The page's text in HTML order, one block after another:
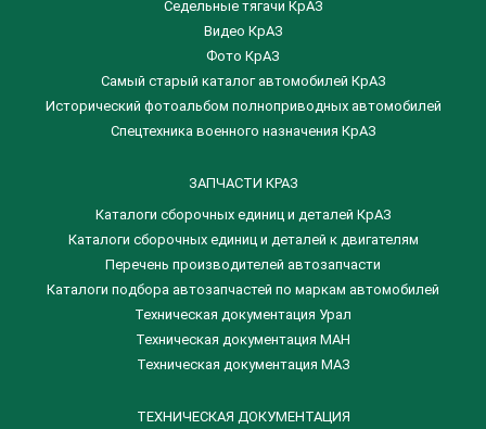
Седельные тягачи КрАЗ
Видео КрАЗ
Фото КрАЗ
Самый старый каталог автомобилей КрАЗ
Исторический фотоальбом полноприводных автомобилей
Спецтехника военного назначения КрАЗ
ЗАПЧАСТИ КРАЗ
Каталоги сборочных единиц и деталей КрАЗ
​Каталоги сборочных единиц и деталей к двигателям
Перечень производителей автозапчасти
Каталоги подбора автозапчастей по маркам автомобилей
Техническая документация Урал
Техническая документация МАН
Техническая документация МАЗ
ТЕХНИЧЕСКАЯ ДОКУМЕНТАЦИЯ